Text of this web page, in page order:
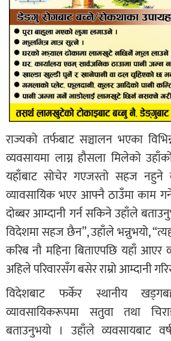
राज्यको तर्फबाट सञ्चालन भएका
व्यवसायमा लाग्न हौसला मिलेको
यहाँबाट सोचेर गएजस्तो सहज
व्यावसायिक भएर आफ्नै ठाउँमा काम
दोब्बर आम्दानी गर्न सकिने उहाँले
विदेशमा सहज छैन”, उहाँले भन्नुभयो,
करिब नौ महिना बिताएपछि यहाँ आएर
अहिले परिवारसँग बसेर राम्रो आम्दानी
विदेशबाट फर्केर स्थानीय
व्यावसायिकरूपमा सतुवा तथा
बताउनुभयो । उहाँले व्यवसायबाट